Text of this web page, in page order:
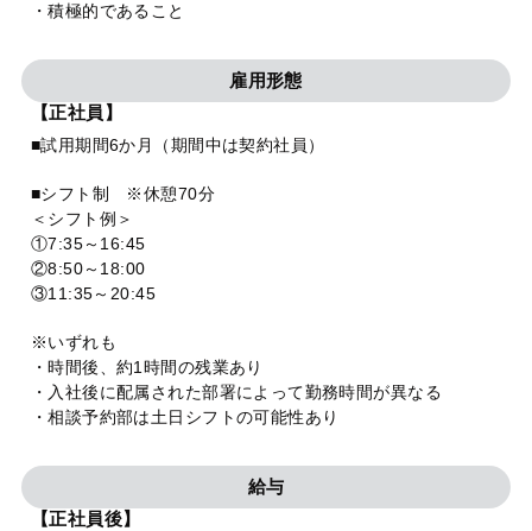
・積極的であること
雇用形態
【正社員】
■試用期間6か月（期間中は契約社員）
■シフト制 ※休憩70分
＜シフト例＞
①7:35～16:45
②8:50～18:00
③11:35～20:45
※いずれも
・時間後、約1時間の残業あり
・入社後に配属された部署によって勤務時間が異なる
・相談予約部は土日シフトの可能性あり
給与
【正社員後】